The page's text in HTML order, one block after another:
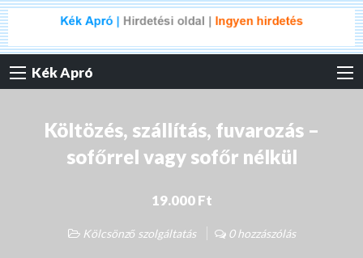
Kék Apró
Költözés, szállítás, fuvarozás –
sofőrrel vagy sofőr nélkül
19.000 Ft
Kölcsönző szolgáltatás 0 hozzászólás